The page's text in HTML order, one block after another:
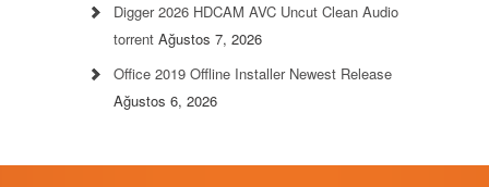
Digger 2026 HDCAM AVC Uncut Clean Audio
torrent Ağustos 7, 2026
Office 2019 Offline Installer Newest Release
Ağustos 6, 2026